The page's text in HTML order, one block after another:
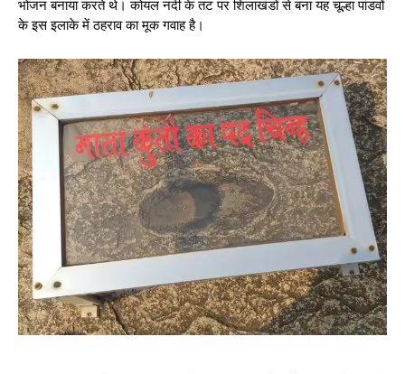
भोजन बनाया करते थे। कोयल नदी के तट पर शिलाखंडों से बना यह चूल्हा पांडवों
के इस इलाके में ठहराव का मूक गवाह है।